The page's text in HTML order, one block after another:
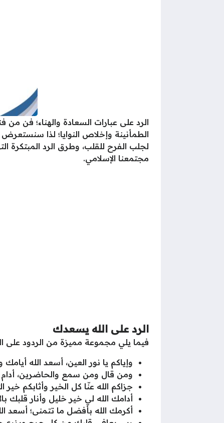
الرد على عبارات السعادة والهناء؛ فن
الطمأنينة وإخلاص النوايا؛ لذا
لجلب الفرح للقلب، وطرق الرد المبتكرة
مجتمعنا الإسلامي.
الرد على الله يسعدك
فيما يلي مجموعة مميزة من الردود على
وإياكم يا نور العين، أسعد الله
ومن قال ومن سمع والحاضرين، أدام
جزاكم الله عنّا كل الخير وأثابكم
أدامك الله لي خير خليل وأنار قلبك
أكرمك الله بأفضل ما تتمنى؛